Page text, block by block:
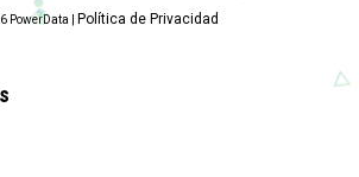
PowerData | Política de Privacidad